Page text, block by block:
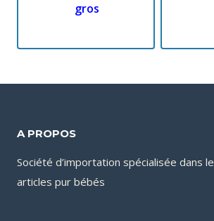
gros
A PROPOS
Société d’importation spécialisée dans
articles pur bébés